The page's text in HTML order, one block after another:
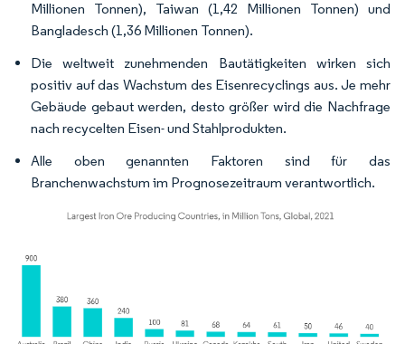
Millionen Tonnen), Taiwan (1,42 Millionen Tonnen) und
Bangladesch (1,36 Millionen Tonnen).
Die weltweit zunehmenden Bautätigkeiten wirken sich
positiv auf das Wachstum des Eisenrecyclings aus. Je mehr
Gebäude gebaut werden, desto größer wird die Nachfrage
nach recycelten Eisen- und Stahlprodukten.
Alle oben genannten Faktoren sind für das
Branchenwachstum im Prognosezeitraum verantwortlich.